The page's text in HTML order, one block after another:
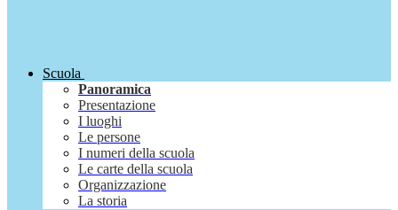
Scuola
Panoramica
Presentazione
I luoghi
Le persone
I numeri della scuola
Le carte della scuola
Organizzazione
La storia